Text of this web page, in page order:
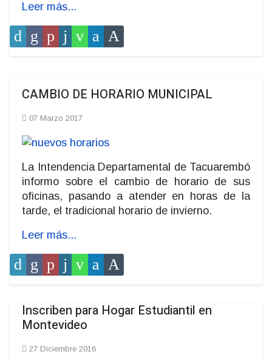
Leer más...
CAMBIO DE HORARIO MUNICIPAL
07 Marzo 2017
La Intendencia Departamental de Tacuarembó
informo sobre el cambio de horario de sus
oficinas, pasando a atender en horas de la
tarde, el tradicional horario de invierno.
Leer más...
Inscriben para Hogar Estudiantil en
Montevideo
27 Diciembre 2016